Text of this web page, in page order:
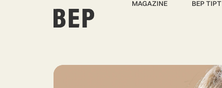
MAGAZINE BEP TIPT